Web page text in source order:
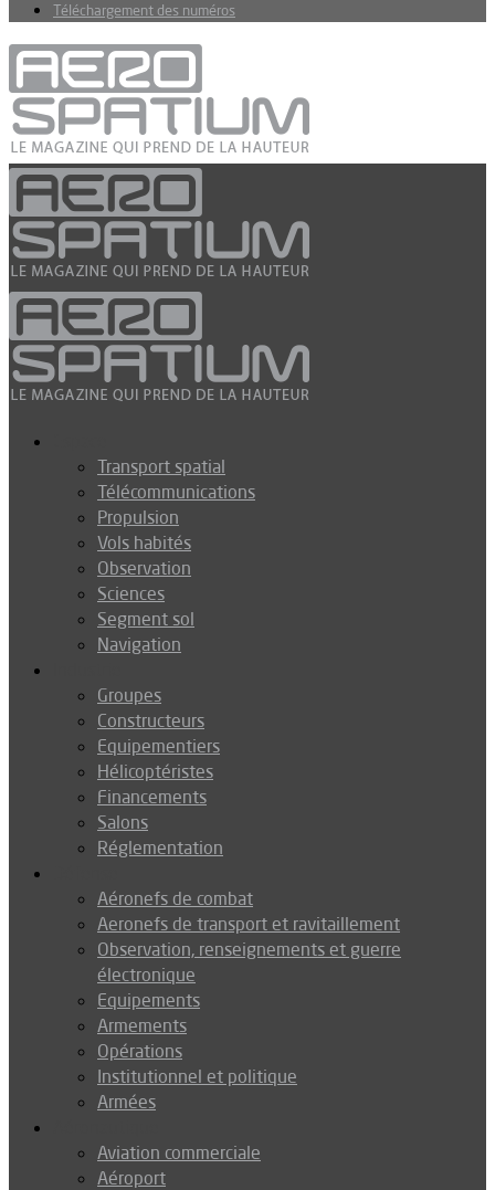
Téléchargement des numéros
Transport spatial
Télécommunications
Propulsion
Vols habités
Observation
Sciences
Segment sol
Navigation
Groupes
Constructeurs
Equipementiers
Hélicoptéristes
Financements
Salons
Réglementation
Aéronefs de combat
Aeronefs de transport et ravitaillement
Observation, renseignements et guerre
électronique
Equipements
Armements
Opérations
Institutionnel et politique
Armées
Aviation commerciale
Aéroport